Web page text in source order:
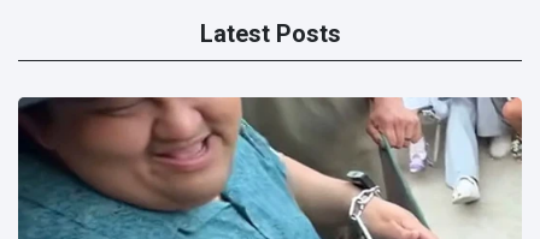
Latest Posts